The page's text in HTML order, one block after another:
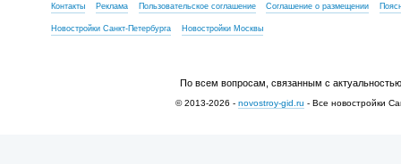
Контакты Реклама Пользовательское соглашение Соглашение о размещении
Новостройки Санкт-Петербурга Новостройки Москвы
По всем вопросам, связанным с
© 2013-2026 - novostroy-gid.ru - Все новостройки